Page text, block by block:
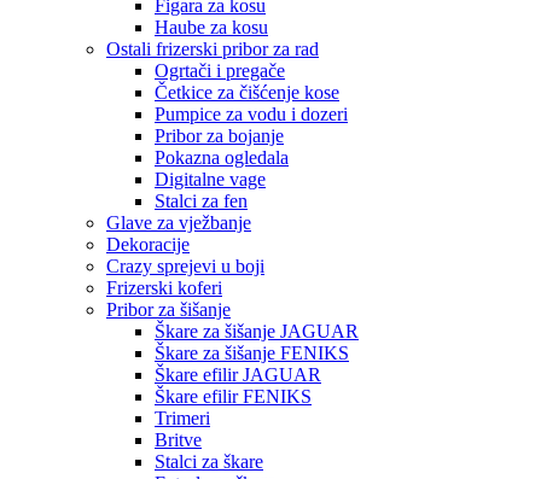
Figara za kosu
Haube za kosu
Ostali frizerski pribor za rad
Ogrtači i pregače
Četkice za čišćenje kose
Pumpice za vodu i dozeri
Pribor za bojanje
Pokazna ogledala
Digitalne vage
Stalci za fen
Glave za vježbanje
Dekoracije
Crazy sprejevi u boji
Frizerski koferi
Pribor za šišanje
Škare za šišanje JAGUAR
Škare za šišanje FENIKS
Škare efilir JAGUAR
Škare efilir FENIKS
Trimeri
Britve
Stalci za škare